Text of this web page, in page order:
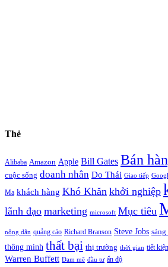
Thẻ
Alibaba Amazon Apple Bill Gates Bán
cuộc sống doanh nhân Do Thái Giao tiếp
Ma khách hàng Khó Khăn khởi nghiệp
lãnh đạo marketing microsoft Mục tiêu
nông dân quảng cáo Richard Branson Steve Jobs sáng
thông minh thất bại thị trường thời gian tiết
Warren Buffett Đam mê đầu tư ấn độ